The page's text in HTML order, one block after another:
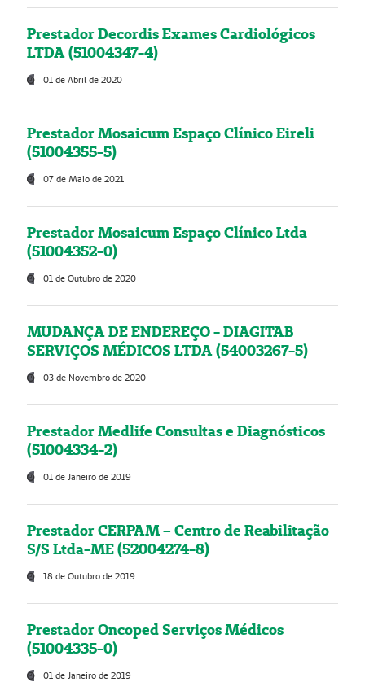
Prestador Decordis Exames Cardiológicos
LTDA (51004347-4)
01 de Abril de 2020
Prestador Mosaicum Espaço Clínico Eireli
(51004355-5)
07 de Maio de 2021
Prestador Mosaicum Espaço Clínico Ltda
(51004352-0)
01 de Outubro de 2020
MUDANÇA DE ENDEREÇO - DIAGITAB
SERVIÇOS MÉDICOS LTDA (54003267-5)
03 de Novembro de 2020
Prestador Medlife Consultas e Diagnósticos
(51004334-2)
01 de Janeiro de 2019
Prestador CERPAM – Centro de Reabilitação
S/S Ltda-ME (52004274-8)
18 de Outubro de 2019
Prestador Oncoped Serviços Médicos
(51004335-0)
01 de Janeiro de 2019